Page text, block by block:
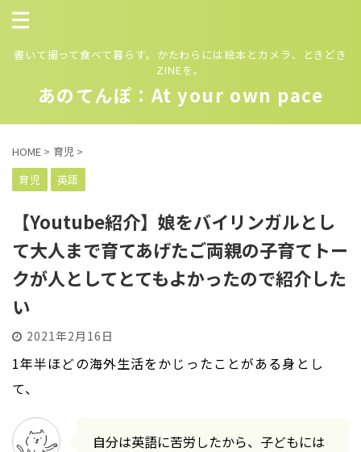
書いて撮って食べて暮らす。かたわらには絵本とカメラ、ときどき
ZINEを。
あのてんぽ：At your own pace
HOME > 育児 >
育児
英語
【Youtube紹介】娘をバイリンガルとし
て大人まで育てあげたご両親の子育てトー
クが人としてとてもよかったので紹介した
い
2021年2月16日
1年半ほどの海外生活をかじったことがある身とし
て、
自分は英語に苦労したから、子どもには